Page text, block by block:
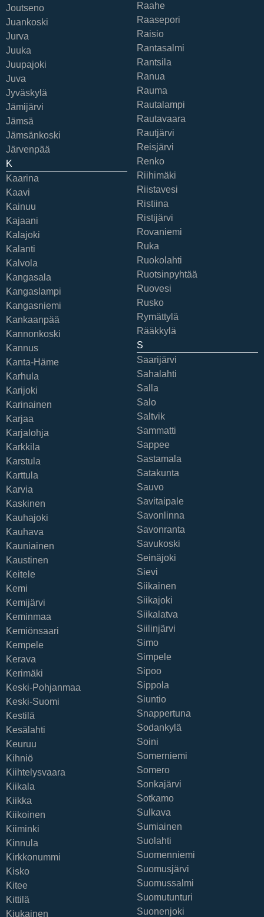
Joutseno
Juankoski
Jurva
Juuka
Juupajoki
Juva
Jyväskylä
Jämijärvi
Jämsä
Jämsänkoski
Järvenpää
K
Kaarina
Kaavi
Kainuu
Kajaani
Kalajoki
Kalanti
Kalvola
Kangasala
Kangaslampi
Kangasniemi
Kankaanpää
Kannonkoski
Kannus
Kanta-Häme
Karhula
Karijoki
Karinainen
Karjaa
Karjalohja
Karkkila
Karstula
Karttula
Karvia
Kaskinen
Kauhajoki
Kauhava
Kauniainen
Kaustinen
Keitele
Kemi
Kemijärvi
Keminmaa
Kemiönsaari
Kempele
Kerava
Kerimäki
Keski-Pohjanmaa
Keski-Suomi
Kestilä
Kesälahti
Keuruu
Kihniö
Kiihtelysvaara
Kiikala
Kiikka
Kiikoinen
Kiiminki
Kinnula
Kirkkonummi
Kisko
Kitee
Kittilä
Kiukainen
Raahe
Raasepori
Raisio
Rantasalmi
Rantsila
Ranua
Rauma
Rautalampi
Rautavaara
Rautjärvi
Reisjärvi
Renko
Riihimäki
Riistavesi
Ristiina
Ristijärvi
Rovaniemi
Ruka
Ruokolahti
Ruotsinpyhtää
Ruovesi
Rusko
Rymättylä
Rääkkylä
S
Saarijärvi
Sahalahti
Salla
Salo
Saltvik
Sammatti
Sappee
Sastamala
Satakunta
Sauvo
Savitaipale
Savonlinna
Savonranta
Savukoski
Seinäjoki
Sievi
Siikainen
Siikajoki
Siikalatva
Siilinjärvi
Simo
Simpele
Sipoo
Sippola
Siuntio
Snappertuna
Sodankylä
Soini
Somerniemi
Somero
Sonkajärvi
Sotkamo
Sulkava
Sumiainen
Suolahti
Suomenniemi
Suomusjärvi
Suomussalmi
Suomutunturi
Suonenjoki